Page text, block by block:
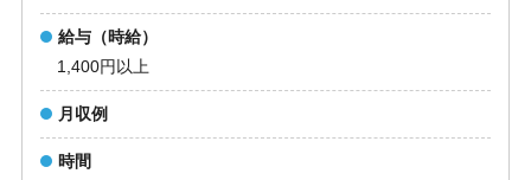
給与（時給）
1,400円以上
月収例
時間